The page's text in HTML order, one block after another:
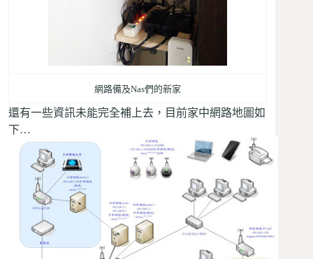
網路備及Nas們的新家
還有一些資訊未能完全補上去，目前家中網路地圖如
下…